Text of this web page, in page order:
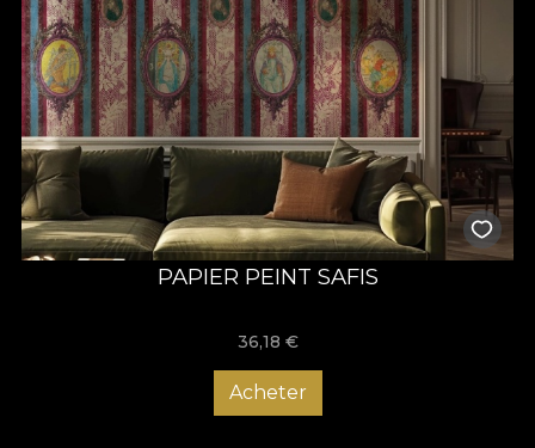
PAPIER PEINT SAFIS
36,18 €
Acheter